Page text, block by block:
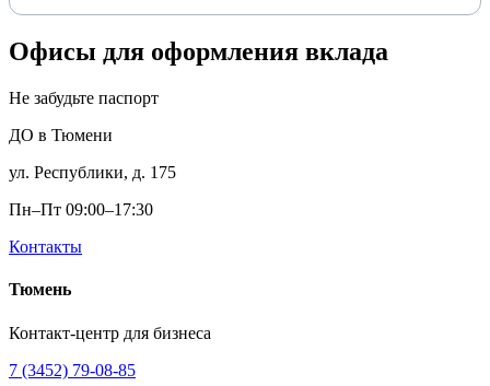
Офисы для оформления вклада
Не забудьте паспорт
ДО в Тюмени
ул. Республики, д. 175
Пн–Пт 09:00–17:30
Контакты
Тюмень
Контакт-центр для бизнеса
7 (3452) 79-08-85